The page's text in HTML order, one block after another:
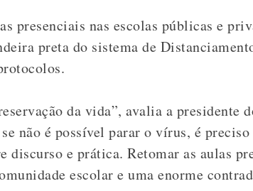
presenciais nas escolas públicas e
preta do sistema de
da vida”, avalia a presidente
não é possível parar o vírus, é
discurso e prática. Retomar as aulas
escolar e uma enorme